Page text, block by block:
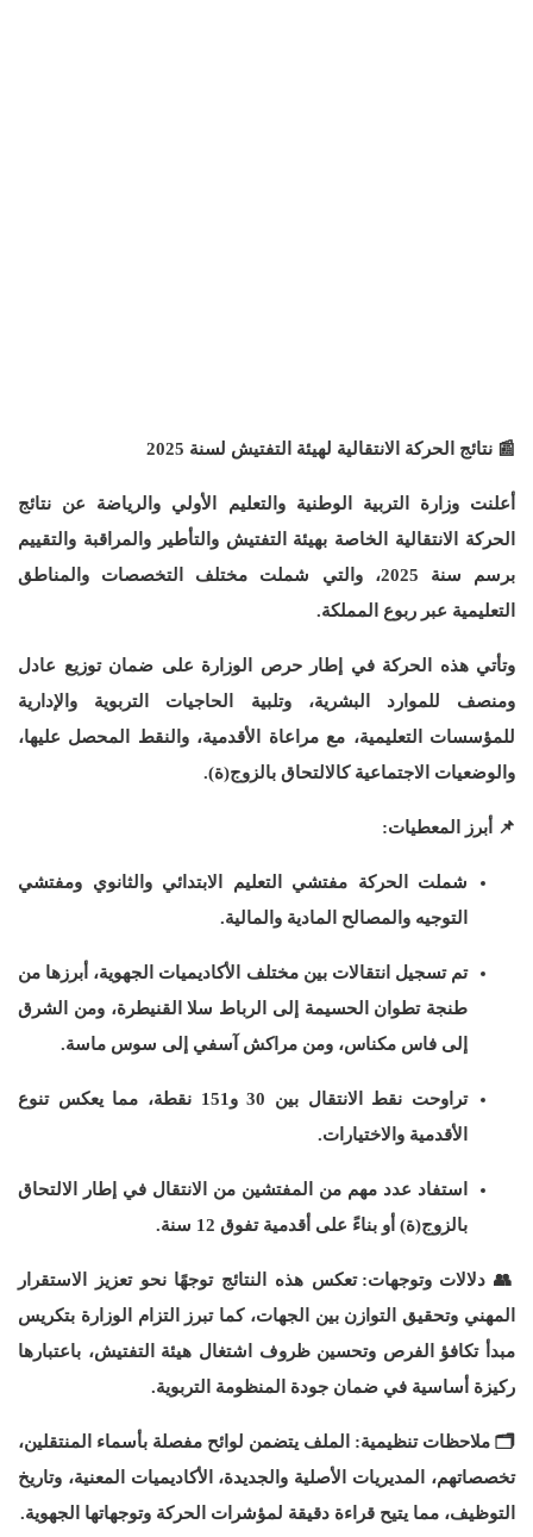
📰 نتائج الحركة الانتقالية لهيئة التفتيش لسنة 2025
أعلنت وزارة التربية الوطنية والتعليم الأولي والرياضة عن نتائج
الحركة الانتقالية الخاصة بهيئة التفتيش والتأطير والمراقبة والتقييم
برسم سنة 2025، والتي شملت مختلف التخصصات والمناطق
التعليمية عبر ربوع المملكة.
وتأتي هذه الحركة في إطار حرص الوزارة على ضمان توزيع عادل
ومنصف للموارد البشرية، وتلبية الحاجيات التربوية والإدارية
للمؤسسات التعليمية، مع مراعاة الأقدمية، والنقط المحصل عليها،
والوضعيات الاجتماعية كالالتحاق بالزوج(ة).
📌 أبرز المعطيات:
شملت الحركة مفتشي التعليم الابتدائي والثانوي ومفتشي
التوجيه والمصالح المادية والمالية.
تم تسجيل انتقالات بين مختلف الأكاديميات الجهوية، أبرزها من
طنجة تطوان الحسيمة إلى الرباط سلا القنيطرة، ومن الشرق
إلى فاس مكناس، ومن مراكش آسفي إلى سوس ماسة.
تراوحت نقط الانتقال بين 30 و151 نقطة، مما يعكس تنوع
الأقدمية والاختيارات.
استفاد عدد مهم من المفتشين من الانتقال في إطار الالتحاق
بالزوج(ة) أو بناءً على أقدمية تفوق 12 سنة.
👥 دلالات وتوجهات: تعكس هذه النتائج توجهًا نحو تعزيز الاستقرار
المهني وتحقيق التوازن بين الجهات، كما تبرز التزام الوزارة بتكريس
مبدأ تكافؤ الفرص وتحسين ظروف اشتغال هيئة التفتيش، باعتبارها
ركيزة أساسية في ضمان جودة المنظومة التربوية.
🗂️ ملاحظات تنظيمية: الملف يتضمن لوائح مفصلة بأسماء المنتقلين،
تخصصاتهم، المديريات الأصلية والجديدة، الأكاديميات المعنية، وتاريخ
التوظيف، مما يتيح قراءة دقيقة لمؤشرات الحركة وتوجهاتها الجهوية.